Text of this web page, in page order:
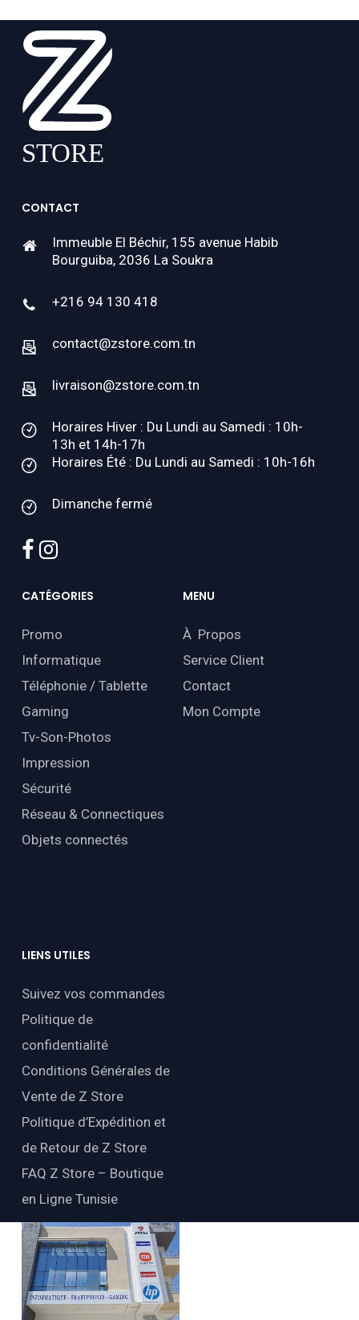
CONTACT
Immeuble El Béchir, 155 avenue Habib
Bourguiba, 2036 La Soukra
+216 94 130 418
contact@zstore.com.tn
livraison@zstore.com.tn
Horaires Hiver : Du Lundi au Samedi : 10h-
13h et 14h-17h
Horaires Été : Du Lundi au Samedi : 10h-16h
Dimanche fermé
facebook
instagram
CATÉGORIES
Promo
Informatique
Téléphonie / Tablette
Gaming
Tv-Son-Photos
Impression
Sécurité
Réseau & Connectiques
Objets connectés
MENU
À Propos
Service Client
Contact
Mon Compte
LIENS UTILES
Suivez vos commandes
Politique de
confidentialité
Conditions Générales de
Vente de Z Store
Politique d’Expédition et
de Retour de Z Store
FAQ Z Store – Boutique
en Ligne Tunisie